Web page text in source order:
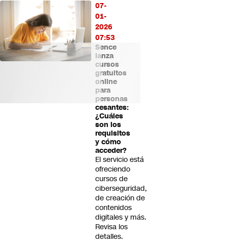
07-
01-
2026
07:53
Sence
lanza
cursos
gratuitos
online
para
personas
cesantes:
¿Cuáles
son los
requisitos
y cómo
acceder?
El servicio está
ofreciendo
cursos de
ciberseguridad,
de creación de
contenidos
digitales y más.
Revisa los
detalles.